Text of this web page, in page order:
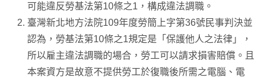
可能違反勞基法第10條之1，構成違法調職。
臺灣新北地方法院109年度勞簡上字第36號民事判決並
認為，勞基法第10條之1規定是「保護他人之法律」，
所以雇主違法調職的場合，勞工可以請求損害賠償。且
本案資方是故意不提供勞工於復職後所需之電腦、電